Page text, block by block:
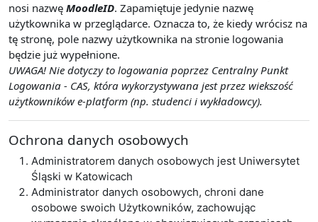
nosi nazwę MoodleID. Zapamiętuje jedynie nazwę
użytkownika w przeglądarce. Oznacza to, że kiedy wrócisz na
tę stronę, pole nazwy użytkownika na stronie logowania
będzie już wypełnione.
UWAGA! Nie dotyczy to logowania poprzez Centralny Punkt
Logowania - CAS, która wykorzystywana jest przez wiekszość
użytkowników e-platform (np. studenci i wykładowcy).
Ochrona danych osobowych
Administratorem danych osobowych jest Uniwersytet
Śląski w Katowicach
Administrator danych osobowych, chroni dane
osobowe swoich Użytkowników, zachowując